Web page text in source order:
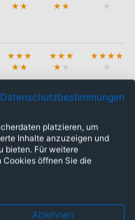
★ ★
★ ★
★
★ ★ ★
★ ★
★ ★ ★
★ ★
★ ★ ★ ★
★
★★
★★
Datenschutzbestimmungen
platzieren, um
Inhalte anzuzeigen und
bieten. Für weitere
Cookies öffnen Sie die
Ablehnen